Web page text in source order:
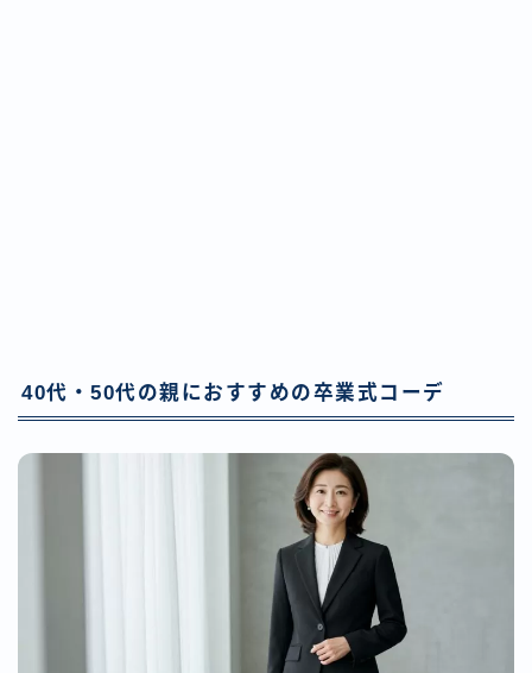
40代・50代の親におすすめの卒業式コーデ